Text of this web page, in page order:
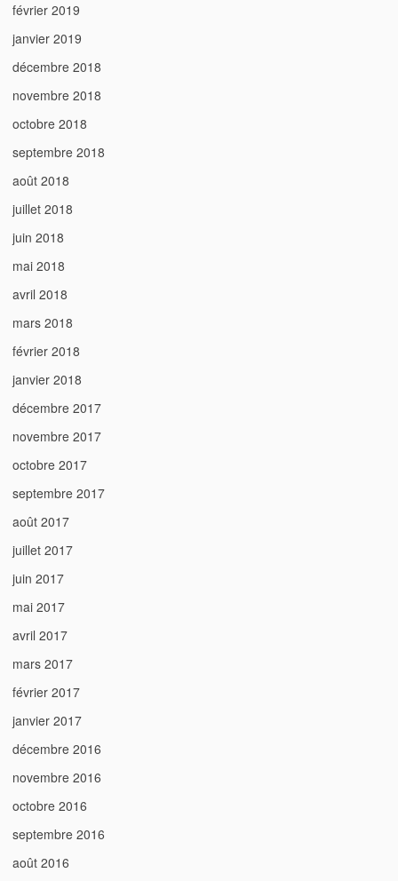
février 2019
janvier 2019
décembre 2018
novembre 2018
octobre 2018
septembre 2018
août 2018
juillet 2018
juin 2018
mai 2018
avril 2018
mars 2018
février 2018
janvier 2018
décembre 2017
novembre 2017
octobre 2017
septembre 2017
août 2017
juillet 2017
juin 2017
mai 2017
avril 2017
mars 2017
février 2017
janvier 2017
décembre 2016
novembre 2016
octobre 2016
septembre 2016
août 2016